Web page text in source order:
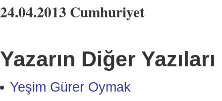
24.04.2013 Cumhuriyet
Yazarın Diğer Yazıları
Yeşim Gürer Oymak